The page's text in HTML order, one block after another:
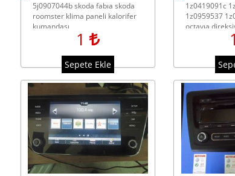
5j0907044b skoda fabıa skoda
roomster klima paneli kalorifer
kumandası
1
Sepete Ekle
1z0419091c 1z0880201q
1z0959537
octavıa
octavıa
1